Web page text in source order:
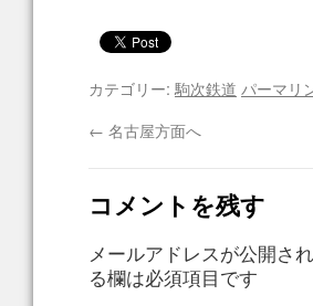
カテゴリー: 駒次鉄道 パーマリ
← 名古屋方面へ
コメントを残す
メールアドレスが公開さ
る欄は必須項目です